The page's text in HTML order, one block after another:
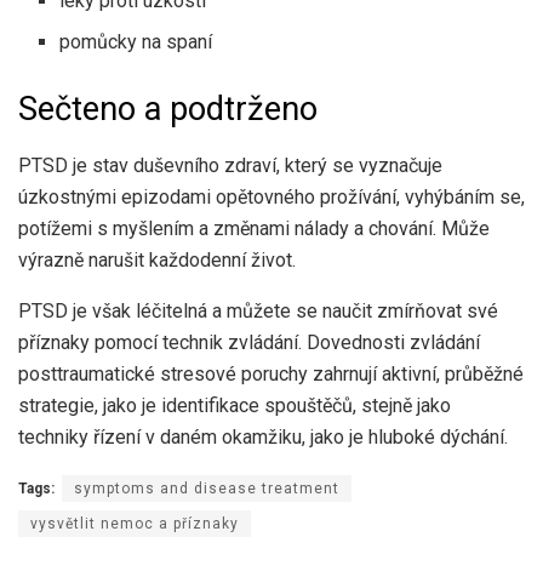
pomůcky na spaní
Sečteno a podtrženo
PTSD je stav duševního zdraví, který se vyznačuje
úzkostnými epizodami opětovného prožívání, vyhýbáním se,
potížemi s myšlením a změnami nálady a chování. Může
výrazně narušit každodenní život.
PTSD je však léčitelná a můžete se naučit zmírňovat své
příznaky pomocí technik zvládání. Dovednosti zvládání
posttraumatické stresové poruchy zahrnují aktivní, průběžné
strategie, jako je identifikace spouštěčů, stejně jako
techniky řízení v daném okamžiku, jako je hluboké dýchání.
Tags: symptoms and disease treatment
vysvětlit nemoc a příznaky